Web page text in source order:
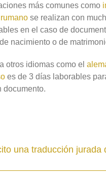
más comunes como
rumano se realizan con
en el caso de
nacimiento o de
otros idiomas como el
es de 3 días laborables
documento.
una traducción jurada